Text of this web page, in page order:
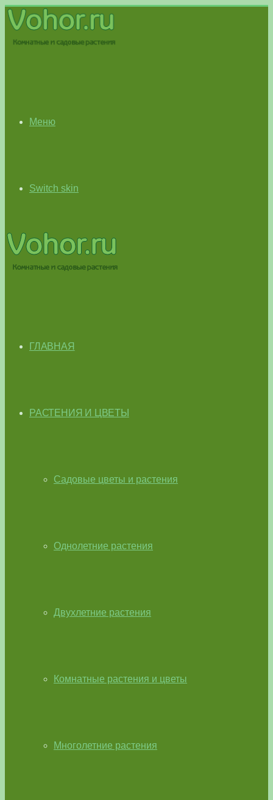
Меню
Switch skin
ГЛАВНАЯ
РАСТЕНИЯ И ЦВЕТЫ
Садовые цветы и растения
Однолетние растения
Двухлетние растения
Комнатные растения и цветы
Многолетние растения